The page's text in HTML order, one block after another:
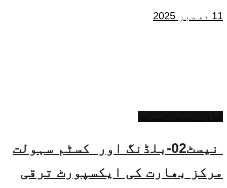
11 دسمبر 2025
نیسٹ02-بلڈنگ اور کسٹم سہولت
مرکز بھارت کی ایکسپورٹ ترقی